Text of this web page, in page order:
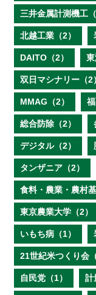
三井金属計測機工（
北越工業（2）
DAITO（2） 東
双日マシナリー（2
MMAG（2）
総合防除（2）
デジタル（2）
タンザニア（2）
食料・農業・農村基
東京農業大学（2）
いもち病（1）
21世紀米つくり会（
自民党（1） 計